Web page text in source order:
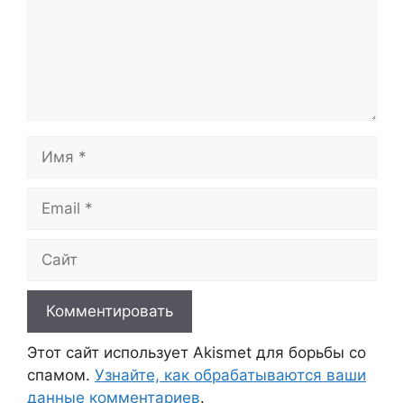
Этот сайт использует Akismet для борьбы со
спамом. Узнайте, как обрабатываются ваши
данные комментариев.